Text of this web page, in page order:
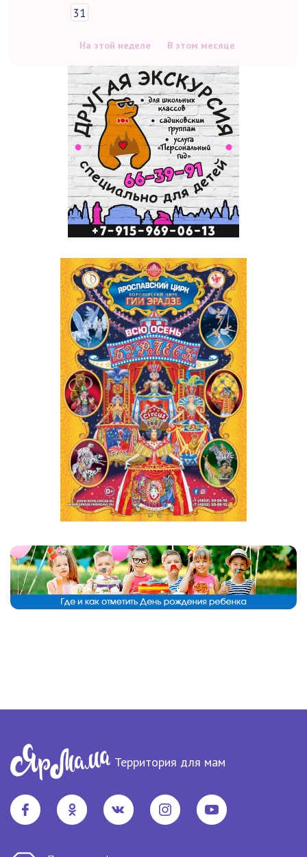
31
На этой неделе В этом месяце
Территория для мам